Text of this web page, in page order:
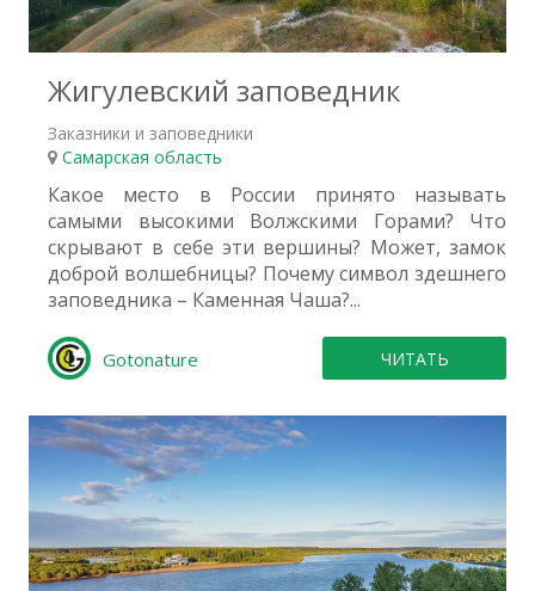
5
Жигулевский заповедник
Заказники и заповедники
Самарская область
Какое место в России принято называть
самыми высокими Волжскими Горами? Что
скрывают в себе эти вершины? Может, замок
доброй волшебницы? Почему символ здешнего
заповедника – Каменная Чаша?...
Gotonature ЧИТАТЬ